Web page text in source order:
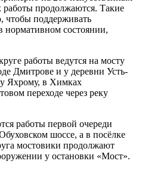
работы продолжаются. Такие
чтобы поддерживать
нормативном состоянии,
работы ведутся на мосту
Дмитрове и у деревни Усть-
Яхрому, в Химках
переходе через реку
работы первой очереди
шоссе, а в посёлке
мостовики продолжают
у остановки «Мост».